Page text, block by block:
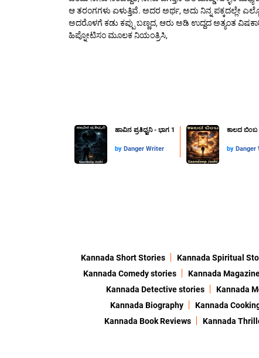
ಆ ತರಂಗಗಳು ಏಳುತ್ತಿವೆ. ಅದರ ಅರ್ಥ, ಅದು ನಿನ್ನ ಪಕ್ಕದಲ್ಲೇ
ಅದರೊಳಗೆ ಕಡು ಕಪ್ಪು ಬಣ್ಣದ, ಆರು ಅಡಿ ಉದ್ದದ ಅತ್ಯಂತ
ಹಿಪ್ನೋಟಿಸಂ ಮೂಲಕ ನಿಯಂತ್ರಿಸಿ,
ಹಾವಿನ ಪ್ರತಿಧ್ವನಿ - ಭಾಗ 1
by Danger Writer
ಕಾಲದ ಬಿಂಬ
by Danger
Kannada Short Stories Kannada Spiritual
Kannada Comedy stories
Kannada
Kannada Detective stories
Kannada
Kannada Biography
Kannada
Kannada Book Reviews
Kannada